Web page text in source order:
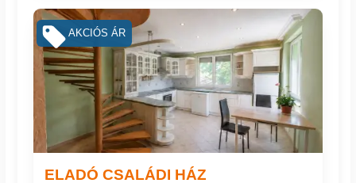
ELADÓ CSALÁDI HÁZ
AKCIÓS ÁR